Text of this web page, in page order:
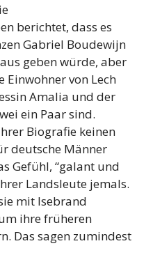
berichtet, dass es
Gabriel Boudewijn
geben würde, aber
Einwohner von Lech
Amalia und der
ein Paar sind.
Biografie keinen
deutsche Männer
Gefühl, “galant und
Landsleute jemals.
mit Isebrand
ihre früheren
Das sagen zumindest